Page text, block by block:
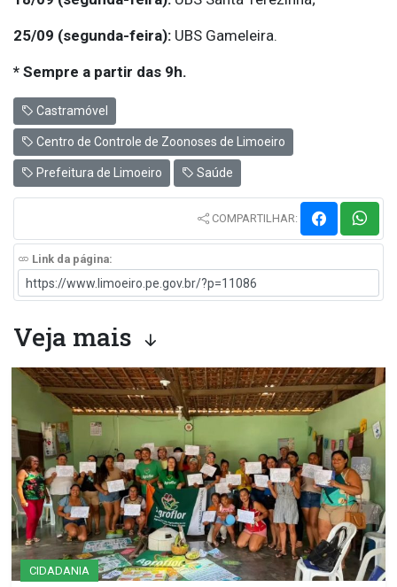
25/09 (segunda-feira): UBS Gameleira.
* Sempre a partir das 9h.
Castramóvel
Centro de Controle de Zoonoses de Limoeiro
Prefeitura de Limoeiro Saúde
COMPARTILHAR:
Link da página:
Veja mais
CIDADANIA